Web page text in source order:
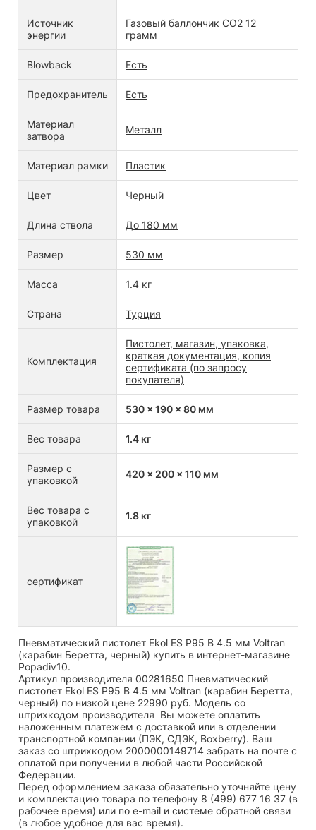
Источник
энергии
Газовый баллончик CO2 12
грамм
Blowback Есть
Предохранитель Есть
Материал
затвора
Металл
Материал рамки Пластик
Цвет Черный
Длина ствола До 180 мм
Размер 530 мм
Масса 1.4 кг
Страна Турция
Комплектация
Пистолет, магазин, упаковка,
краткая документация, копия
сертификата (по запросу
покупателя)
Размер товара 530 x 190 x 80 мм
Вес товара 1.4 кг
Размер с
упаковкой
420 x 200 x 110 мм
Вес товара с
упаковкой
1.8 кг
сертификат
Пневматический пистолет Ekol ES P95 B 4.5 мм Voltran
(карабин Беретта, черный) купить в интернет-магазине
Popadiv10.
Артикул производителя 00281650 Пневматический
пистолет Ekol ES P95 B 4.5 мм Voltran (карабин Беретта,
черный) по низкой цене 22990 руб. Модель со
штрихкодом производителя Вы можете оплатить
наложенным платежем с доставкой или в отделении
транспортной компании (ПЭК, СДЭК, Boxberry). Ваш
заказ со штрихкодом 2000000149714 забрать на почте с
оплатой при получении в любой части Российской
Федерации.
Перед оформлением заказа обязательно уточняйте цену
и комплектацию товара по телефону 8 (499) 677 16 37 (в
рабочее время) или по e-mail и системе обратной связи
(в любое удобное для вас время).